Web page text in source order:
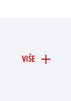
VIŠE